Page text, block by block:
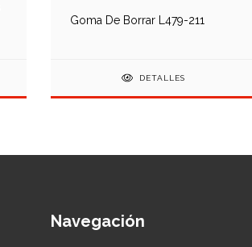
Goma De Borrar L479-211
DETALLES
Navegación